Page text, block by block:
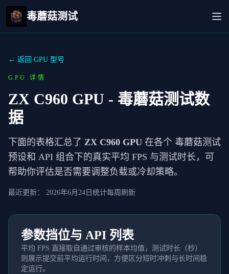
毒蘑菇测试
← 返回 GPU 型号
GPU 详情
ZX C960 GPU - 毒蘑菇测试数
据
下面的表格汇总了 ZX C960 GPU 在各个 毒蘑菇测试
预设和 API 组合下的真实平均 FPS 与测试时长，可
帮助你评估是否需要调整负载或冷却策略。
最近更新： 2026年6月24日 统计每周刷新
参数挡位与 API 列表
平均 FPS 直接取自通过审核的样本均值，测试时长（秒）
则展示提交前平均运行时间，方便区分短时冲刺与长时间稳
定运行。